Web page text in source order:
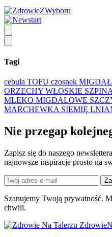
Tagi
cebula TOFU czosnek
ORZECHY WŁOSKIE
MLEKO MIGDALOWE
MARCHEWKA SIEMIĘ
Nie przegap
Zapisz się do naszego
najnowsze inspiracje prosto na
Szanujemy Twoją prywatność.
chwili.